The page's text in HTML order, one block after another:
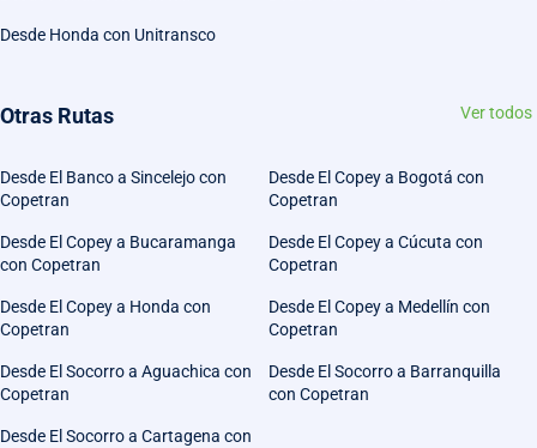
Desde Honda con Unitransco
Otras Rutas Ver todos
Desde El Banco a Sincelejo con
Copetran
Desde El Copey a Bogotá con
Copetran
Desde El Copey a Bucaramanga
con Copetran
Desde El Copey a Cúcuta con
Copetran
Desde El Copey a Honda con
Copetran
Desde El Copey a Medellín con
Copetran
Desde El Socorro a Aguachica con
Copetran
Desde El Socorro a Barranquilla
con Copetran
Desde El Socorro a Cartagena con